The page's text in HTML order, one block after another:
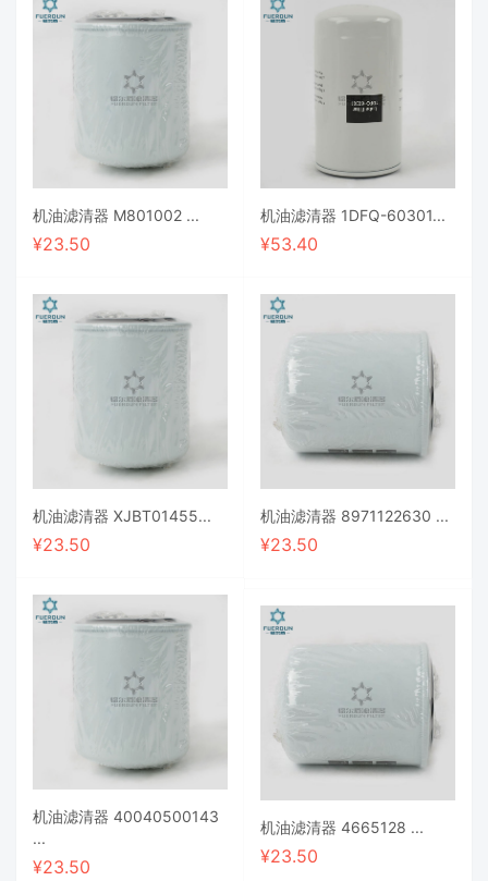
机油滤清器 M801002 ...
¥23.50
机油滤清器 1DFQ-60301...
¥53.40
机油滤清器 XJBT01455...
¥23.50
机油滤清器 8971122630 ...
¥23.50
机油滤清器 40040500143
...
¥23.50
机油滤清器 4665128 ...
¥23.50